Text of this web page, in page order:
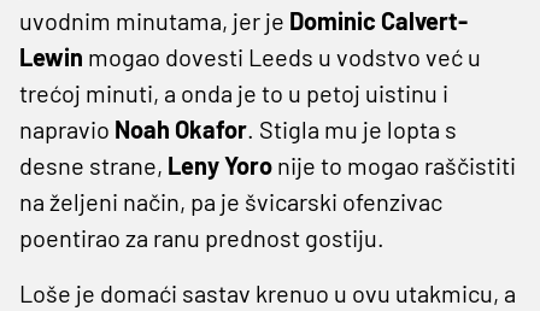
uvodnim minutama, jer je Dominic Calvert-
Lewin mogao dovesti Leeds u vodstvo već u
trećoj minuti, a onda je to u petoj uistinu i
napravio Noah Okafor. Stigla mu je lopta s
desne strane, Leny Yoro nije to mogao raščistiti
na željeni način, pa je švicarski ofenzivac
poentirao za ranu prednost gostiju.
Loše je domaći sastav krenuo u ovu utakmicu, a